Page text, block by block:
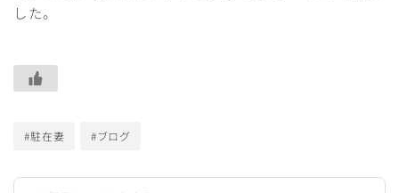
した。
#駐在妻 #ブログ